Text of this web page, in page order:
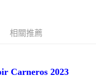
相關推薦
Carneros 2023